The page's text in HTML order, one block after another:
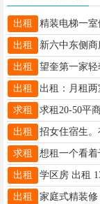
出租 精装电梯一室
出租
出租
出租
求租
出租
求租
出租 学区房 出租
出租